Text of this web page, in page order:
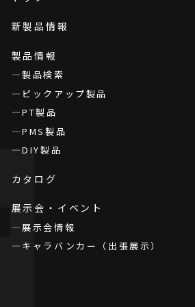
新製品情報
製品情報
製品検索
ピックアップ製品
PT製品
PMS製品
DIY製品
カタログ
展示会・イベント
展示会情報
キャラバンカー（出張展示）